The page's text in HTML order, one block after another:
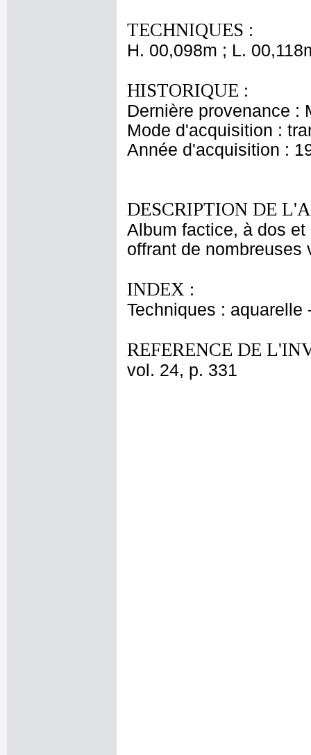
TECHNIQUES :
H. 00,098m ; L.
HISTORIQUE :
Dernière provenance :
Mode d'acquisition :
Année d'acquisition :
DESCRIPTION DE
Album factice, à dos
offrant de nombreuses
INDEX :
Techniques : aquarelle
REFERENCE DE
vol. 24, p. 331